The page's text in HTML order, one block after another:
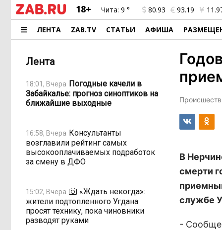
18+ Чита: 9 ° 80.93 93.19
ЛЕНТА ZAB.TV СТАТЬИ АФИША
Лента
18:01, Вчера Погодные качели в
Забайкалье: прогноз синоптиков на
ближайшие выходные
16:58, Вчера Консультанты
возглавили рейтинг самых
высокооплачиваемых подработок
за смену в ДФО
15:02, Вчера
«Ждать некогда»:
жители подтопленного Угдана
просят технику, пока чиновники
разводят руками
В
смерти
службе
-